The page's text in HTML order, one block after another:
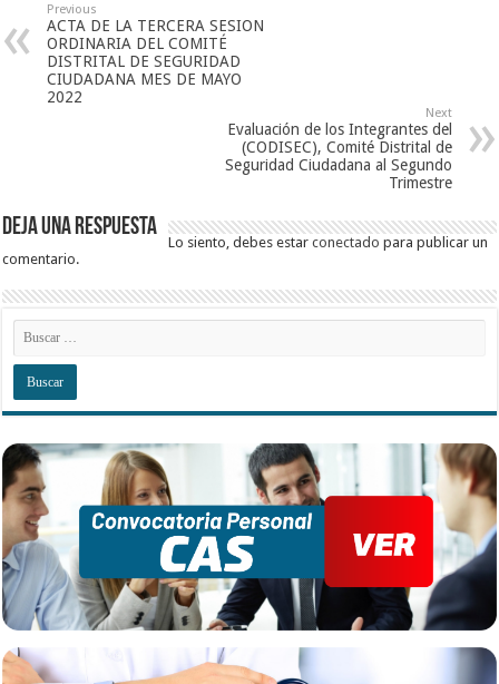
Previous
ACTA DE LA TERCERA SESION
ORDINARIA DEL COMITÉ
DISTRITAL DE SEGURIDAD
CIUDADANA MES DE MAYO
2022
Next
Evaluación de los Integrantes del
(CODISEC), Comité Distrital de
Seguridad Ciudadana al Segundo
Trimestre
Deja una respuesta
Lo siento, debes estarconectado para publicar un
comentario.